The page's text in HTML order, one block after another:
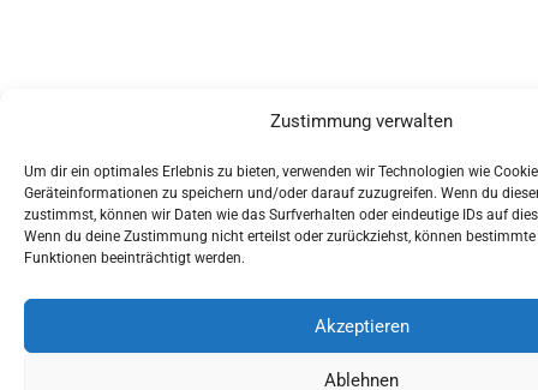
Zustimmung verwalten
Um dir ein optimales Erlebnis zu bieten, verwenden wir Technologien wie
Geräteinformationen zu speichern und/oder darauf zuzugreifen. Wenn du
zustimmst, können wir Daten wie das Surfverhalten oder eindeutige IDs auf
Wenn du deine Zustimmung nicht erteilst oder zurückziehst, können
Funktionen beeinträchtigt werden.
Akzeptieren
Ablehnen